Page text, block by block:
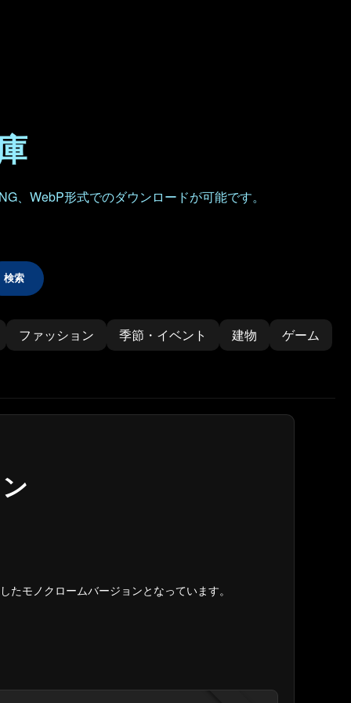
、WebP形式でのダウンロードが可能です。
検索
ファッション 季節・イベント 建物 ゲーム
たモノクロームバージョンとなっています。